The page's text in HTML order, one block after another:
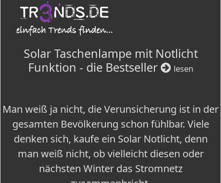
Solar Taschenlampe mit Notlicht
Funktion - die Bestseller
lesen
Man weiß ja nicht, die Verunsicherung ist in der
gesamten Bevölkerung schon fühlbar. Viele
denken sich, kaufe ein Solar Notlicht, denn
man weiß nicht, ob vielleicht diesen oder
nächsten Winter das Stromnetz